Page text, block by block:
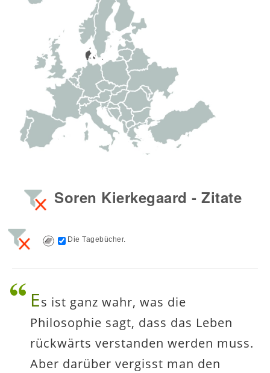
Soren Kierkegaard - Zitate
Die Tagebücher.
Es ist ganz wahr, was die
Philosophie sagt, dass das Leben
rückwärts verstanden werden muss.
Aber darüber vergisst man den